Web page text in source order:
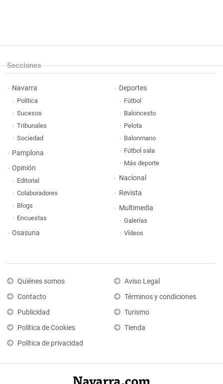
Secciones
Navarra
Política
Sucesos
Tribunales
Sociedad
Pamplona
Opinión
Editorial
Colaboradores
Blogs
Encuestas
Osasuna
Deportes
Fútbol
Baloncesto
Pelota
Balonmano
Fútbol sala
Más deporte
Nacional
Revista
Multimedia
Galerías
Vídeos
Quiénes somos
Contacto
Publicidad
Política de Cookies
Política de privacidad
Aviso Legal
Términos y condiciones
Turismo
Tienda